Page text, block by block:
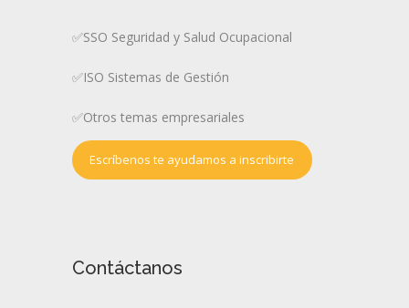
✅SSO Seguridad y Salud Ocupacional
✅ISO Sistemas de Gestión
✅Otros temas empresariales
Escríbenos te ayudamos a inscribirte
Contáctanos